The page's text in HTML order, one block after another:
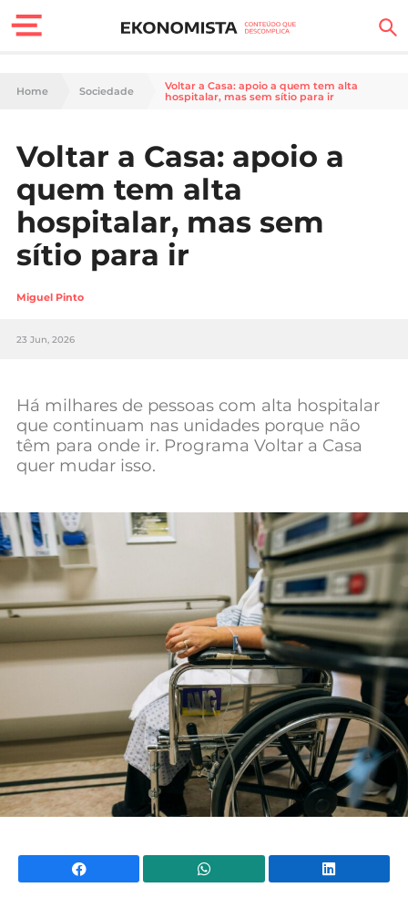
Finanças Pessoais
Carreira
Casa
Lifestyle
Sociedade
Tecnologia
Negócios
Mundial 2026
Home Sociedade
Voltar a Casa: apoio a quem tem alta
hospitalar, mas sem sítio para ir
Voltar a Casa: apoio a
quem tem alta
hospitalar, mas sem
sítio para ir
Miguel Pinto
23 Jun, 2026
Há milhares de pessoas com alta hospitalar
que continuam nas unidades porque não
têm para onde ir. Programa Voltar a Casa
quer mudar isso.
Facebook WhatsApp